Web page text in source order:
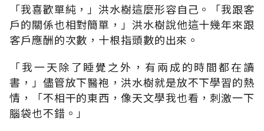
「我喜歡單純，」洪水樹這麼形容自己。「我跟客
戶的關係也相對簡單，」洪水樹說他這十幾年來跟
客戶應酬的次數，十根指頭數的出來。
「我一天除了睡覺之外，有兩成的時間都在讀
書，」儘管放下醫袍，洪水樹就是放不下學習的熱
情，「不相干的東西，像天文學我也看，刺激一下
腦袋也不錯。」